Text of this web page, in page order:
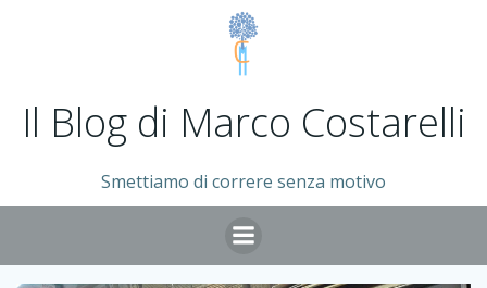
Vai
al
contenuto
Il Blog di Marco Costarelli
Smettiamo di correre senza motivo